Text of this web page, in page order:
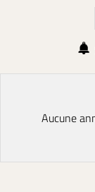
Aucune